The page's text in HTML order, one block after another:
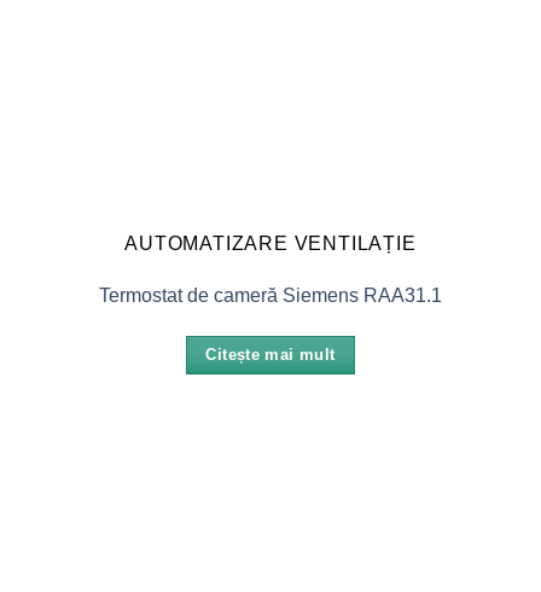
AUTOMATIZARE VENTILAȚIE
Termostat de cameră Siemens RAA31.1
Citește mai mult